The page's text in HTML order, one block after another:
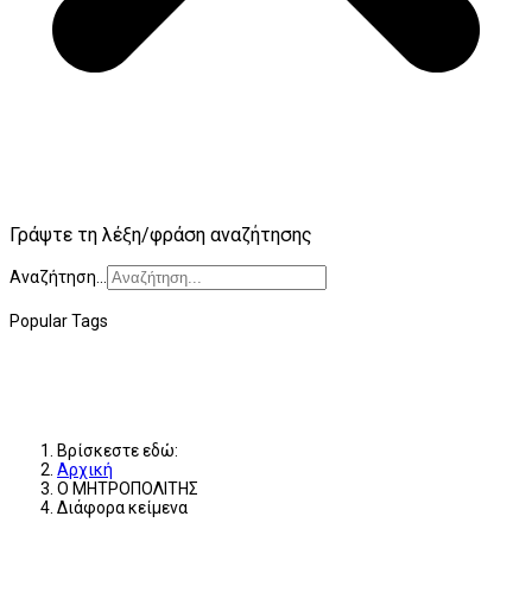
Γράψτε τη λέξη/φράση αναζήτησης
Αναζήτηση...
Popular Tags
Βρίσκεστε εδώ:
Αρχική
Ο ΜΗΤΡΟΠΟΛΙΤΗΣ
Διάφορα κείμενα